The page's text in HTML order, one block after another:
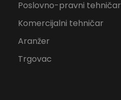
Poslovno-pravni tehničar
Komercijalni tehničar
Aranžer
Trgovac